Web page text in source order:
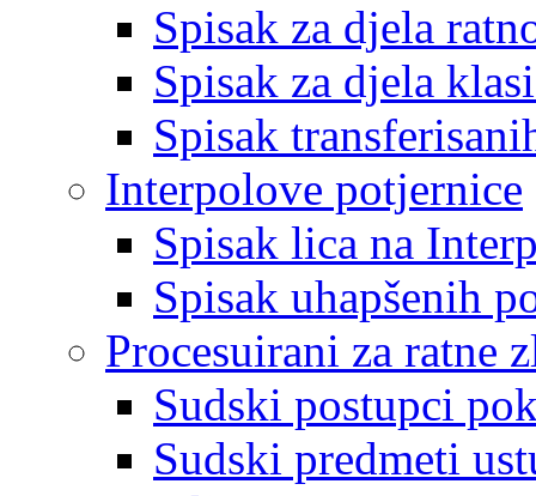
Spisak za djela
Spisak za djela
Spisak
Interpolove potjernice
Spisak lica na
Spisak uhapšenih
Procesuirani za ratne
Sudski postupci
Sudski predmeti